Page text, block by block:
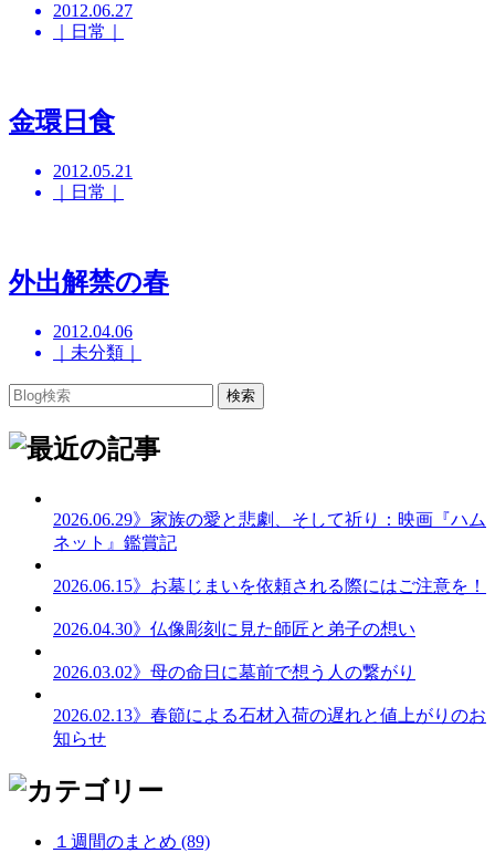
2012.06.27
｜日常｜
金環日食
2012.05.21
｜日常｜
外出解禁の春
2012.04.06
｜未分類｜
2026.06.29》家族の愛と悲劇、そして祈り：映画『ハム
ネット』鑑賞記
2026.06.15》お墓じまいを依頼される際にはご注意を！
2026.04.30》仏像彫刻に見た師匠と弟子の想い
2026.03.02》母の命日に墓前で想う人の繋がり
2026.02.13》春節による石材入荷の遅れと値上がりのお
知らせ
１週間のまとめ (89)